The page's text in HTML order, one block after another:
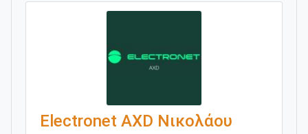
Electronet AXD Νικολάου